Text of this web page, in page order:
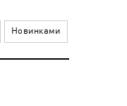
Новинками